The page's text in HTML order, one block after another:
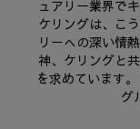
ュアリー業界で
ケリングは、こ
リーへの深い情
神、ケリングと
を求めています
グ